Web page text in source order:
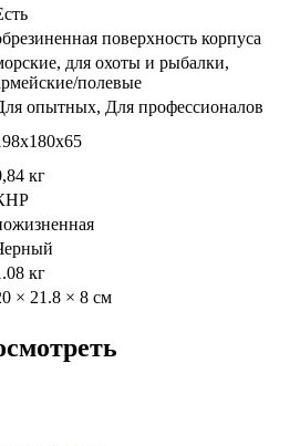
поверхность корпуса
для охоты и рыбалки,
полевые
опытных, Для профессионалов
кг
кг
× 21.8 × 8 см